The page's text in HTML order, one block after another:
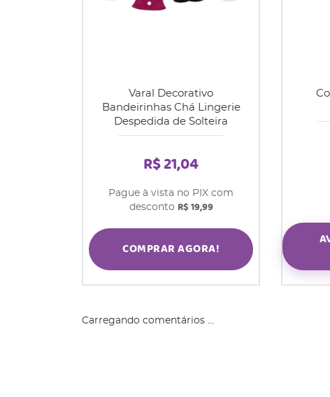
Varal Decorativo
Bandeirinhas Chá Lingerie
Despedida de Solteira
R$ 21,04
Pague à vista no PIX com
desconto R$ 19,99
COMPRAR AGORA!
Carregando comentários ...